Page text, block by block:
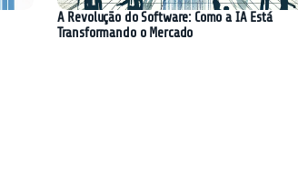
A Revolução do Software: Como a IA Está
Transformando o Mercado